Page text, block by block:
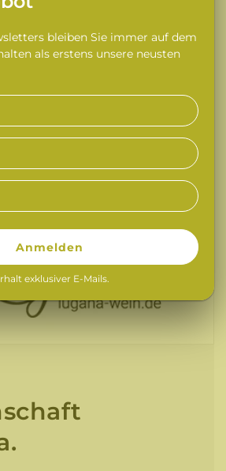
qualitativ hochwertige Weine
Sie auf der Suche nach
Lugana-Wein mit einem
sind, ist dieser Wein definitiv
Wahl.
bleiben Sie immer auf dem
als erstens unsere neusten
Anmelden
exklusiver E-Mails.